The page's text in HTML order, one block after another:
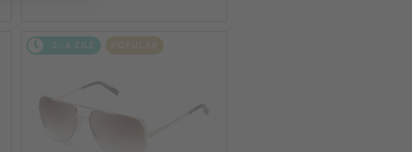
2-4 ZILE